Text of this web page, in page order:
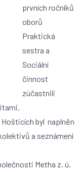
prvních ročníků
oborů
Praktická
sestra a
Sociální
činnost
zúčastnili
byl naplněn
a seznámení
Metha z. ú.